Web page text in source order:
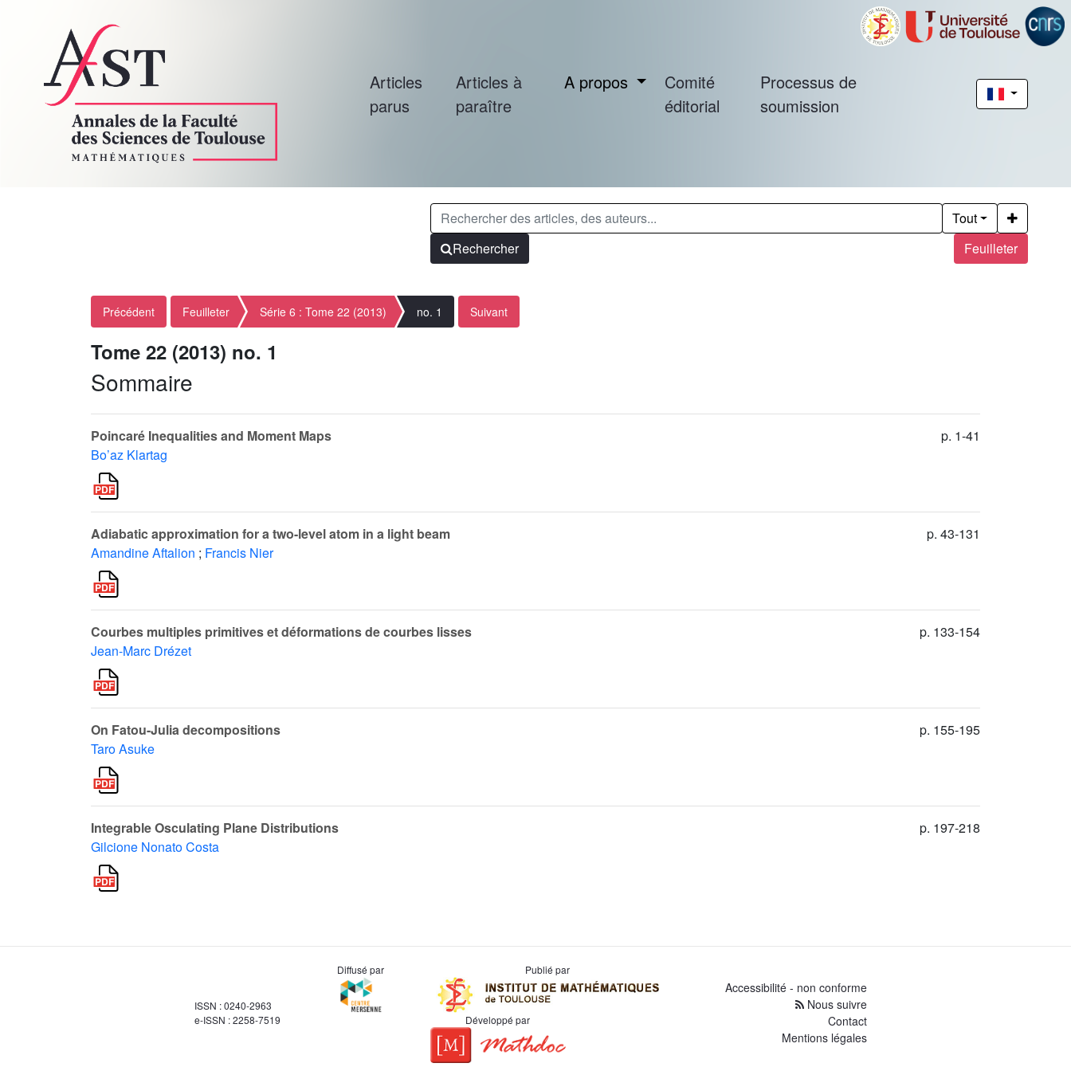
Articles
parus
Articles à
paraître
A propos
Comité
éditorial
Processus de
soumission
Feuilleter
Tout
Rechercher
Précédent Feuilleter Série 6 : Tome 22 (2013) no. 1 Suivant
Tome 22 (2013) no. 1
Sommaire
Poincaré Inequalities and Moment Maps
Bo’az Klartag
p. 1-41
Adiabatic approximation for a two-level atom in a light beam
Amandine Aftalion ; Francis Nier
p. 43-131
Courbes multiples primitives et déformations de courbes lisses
Jean-Marc Drézet
p. 133-154
On Fatou-Julia decompositions
Taro Asuke
p. 155-195
Integrable Osculating Plane Distributions
Gilcione Nonato Costa
p. 197-218
ISSN : 0240-2963
e-ISSN : 2258-7519
Diffusé par Publié par
Développé par
Accessibilité - non conforme
Nous suivre
Contact
Mentions légales